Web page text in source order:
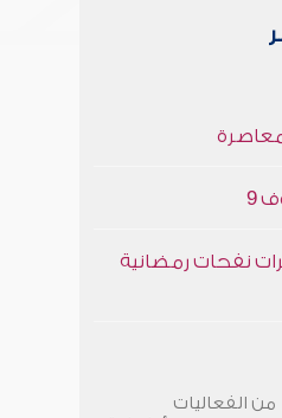
9
نفحات رمضانية
من الفعاليات